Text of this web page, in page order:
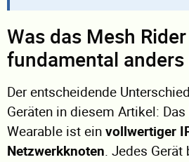
Was das Mesh Rider
fundamental
Der entscheidende
Geräten in diesem Artikel:
Wearable ist einvollwertiger
Netzwerkknoten. Jedes Gerät